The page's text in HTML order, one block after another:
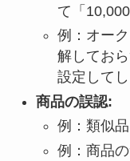
て「
例：オー
解してお
設定してし
商品の誤認:
例：類似
例：商品